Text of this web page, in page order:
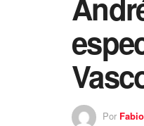
Por